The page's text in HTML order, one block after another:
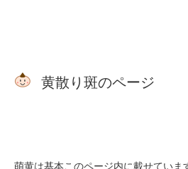
黄散り斑のページ
萌黄は基本このページ内に載せていま